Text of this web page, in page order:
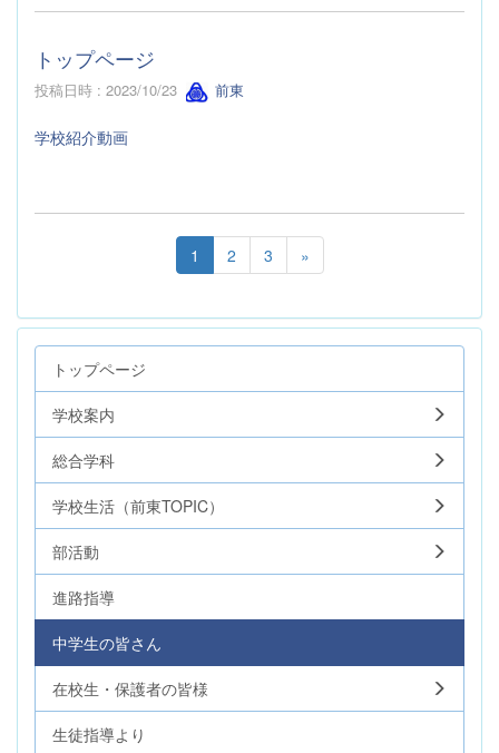
トップページ
投稿日時 : 2023/10/23 前東
学校紹介動画
1 2 3 »
トップページ
学校案内
総合学科
学校生活（前東TOPIC）
部活動
進路指導
中学生の皆さん
在校生・保護者の皆様
生徒指導より